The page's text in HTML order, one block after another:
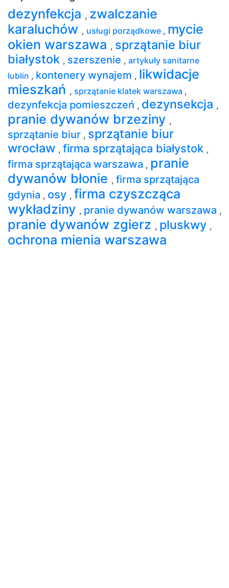
dezynfekcja , zwalczanie
karaluchów , usługi porządkowe , mycie
okien warszawa , sprzątanie biur
białystok , szerszenie , artykuły sanitarne
lublin , kontenery wynajem , likwidacje
mieszkań , sprzątanie klatek warszawa ,
dezynfekcja pomieszczeń , dezynsekcja ,
pranie dywanów brzeziny ,
sprzątanie biur , sprzątanie biur
wrocław , firma sprzątająca białystok ,
firma sprzątająca warszawa , pranie
dywanów błonie , firma sprzątająca
gdynia , osy , firma czyszcząca
wykładziny , pranie dywanów warszawa ,
pranie dywanów zgierz , pluskwy ,
ochrona mienia warszawa